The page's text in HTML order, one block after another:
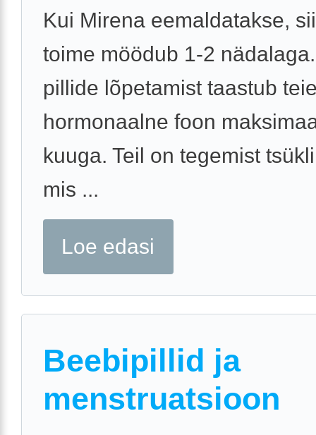
Kui Mirena eemaldatakse,
toime möödub 1-2
pillide lõpetamist taastub
hormonaalne foon
kuuga. Teil on tegemist
mis ...
Loe edasi
Beebipillid ja
menstruatsioon